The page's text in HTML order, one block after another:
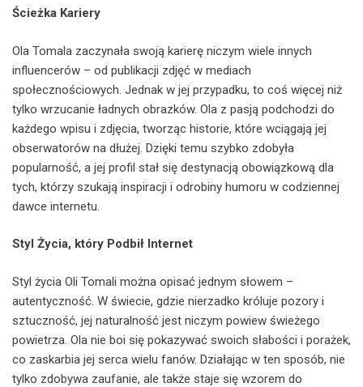
Ścieżka Kariery
Ola Tomala zaczynała swoją karierę niczym wiele innych
influencerów – od publikacji zdjęć w mediach
społecznościowych. Jednak w jej przypadku, to coś więcej niż
tylko wrzucanie ładnych obrazków. Ola z pasją podchodzi do
każdego wpisu i zdjęcia, tworząc historie, które wciągają jej
obserwatorów na dłużej. Dzięki temu szybko zdobyła
popularność, a jej profil stał się destynacją obowiązkową dla
tych, którzy szukają inspiracji i odrobiny humoru w codziennej
dawce internetu.
Styl Życia, który Podbił Internet
Styl życia Oli Tomali można opisać jednym słowem –
autentyczność. W świecie, gdzie nierzadko króluje pozory i
sztuczność, jej naturalność jest niczym powiew świeżego
powietrza. Ola nie boi się pokazywać swoich słabości i porażek,
co zaskarbia jej serca wielu fanów. Działając w ten sposób, nie
tylko zdobywa zaufanie, ale także staje się wzorem do